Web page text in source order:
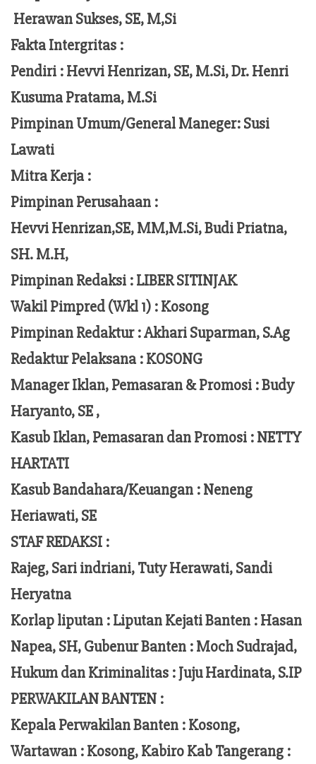
Herawan Sukses, SE, M,Si
Fakta Intergritas :
Pendiri :Hevvi Henrizan, SE, M.Si, Dr. Henri
Kusuma Pratama, M.Si
Pimpinan Umum/General Maneger:Susi
Lawati
Mitra Kerja :
Pimpinan Perusahaan :
Hevvi Henrizan,SE, MM,M.Si,Budi Priatna,
SH. M.H,
Pimpinan Redaksi :LIBER SITINJAK
Wakil Pimpred (Wkl 1) : Kosong
Pimpinan Redaktur :Akhari Suparman, S.Ag
Redaktur Pelaksana :KOSONG
Manager Iklan, Pemasaran & Promosi :Budy
Haryanto, SE ,
Kasub Iklan, Pemasaran dan Promosi :NETTY
HARTATI
Kasub Bandahara/Keuangan :Neneng
Heriawati, SE
STAF REDAKSI :
Rajeg, Sari indriani, Tuty Herawati, Sandi
Heryatna
Korlap liputan :Liputan Kejati Banten : Hasan
Napea, SH,Gubenur Banten : MochSudrajad,
Hukum dan Kriminalitas :Juju Hardinata, S.IP
PERWAKILAN BANTEN :
Kepala Perwakilan Banten : Kosong,
Wartawan : Kosong, Kabiro Kab Tangerang :